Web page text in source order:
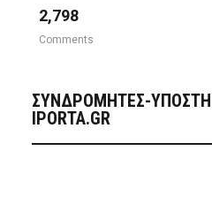
2,798
Comments
ΣΥΝΔΡΟΜΗΤΈΣ-
IPORTA.GR